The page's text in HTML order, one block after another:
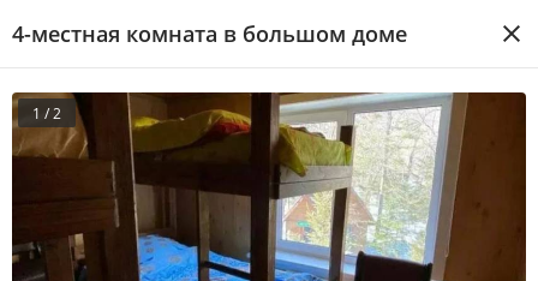
4-местная комната в большом доме
1 / 2